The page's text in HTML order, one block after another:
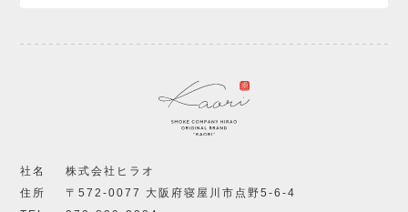
社名
株式会社ヒラオ
住所
〒572-0077 大阪府寝屋川市点野5-6-4